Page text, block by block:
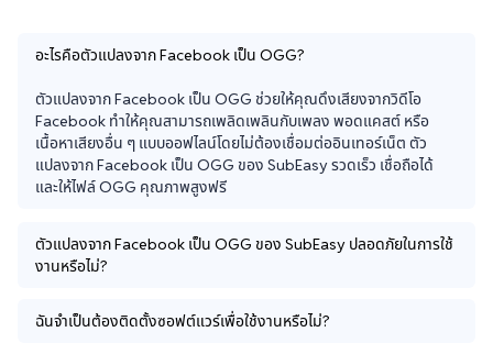
อะไรคือตัวแปลงจาก Facebook เป็น OGG?
ตัวแปลงจาก Facebook เป็น OGG ช่วยให้คุณดึงเสียงจากวิดีโอ
Facebook ทำให้คุณสามารถเพลิดเพลินกับเพลง พอดแคสต์ หรือ
เนื้อหาเสียงอื่น ๆ แบบออฟไลน์โดยไม่ต้องเชื่อมต่ออินเทอร์เน็ต ตัว
แปลงจาก Facebook เป็น OGG ของ SubEasy รวดเร็ว เชื่อถือได้
และให้ไฟล์ OGG คุณภาพสูงฟรี
ตัวแปลงจาก Facebook เป็น OGG ของ SubEasy ปลอดภัยในการใช้
งานหรือไม่?
ฉันจำเป็นต้องติดตั้งซอฟต์แวร์เพื่อใช้งานหรือไม่?